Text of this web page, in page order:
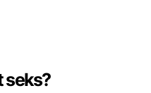
seks?